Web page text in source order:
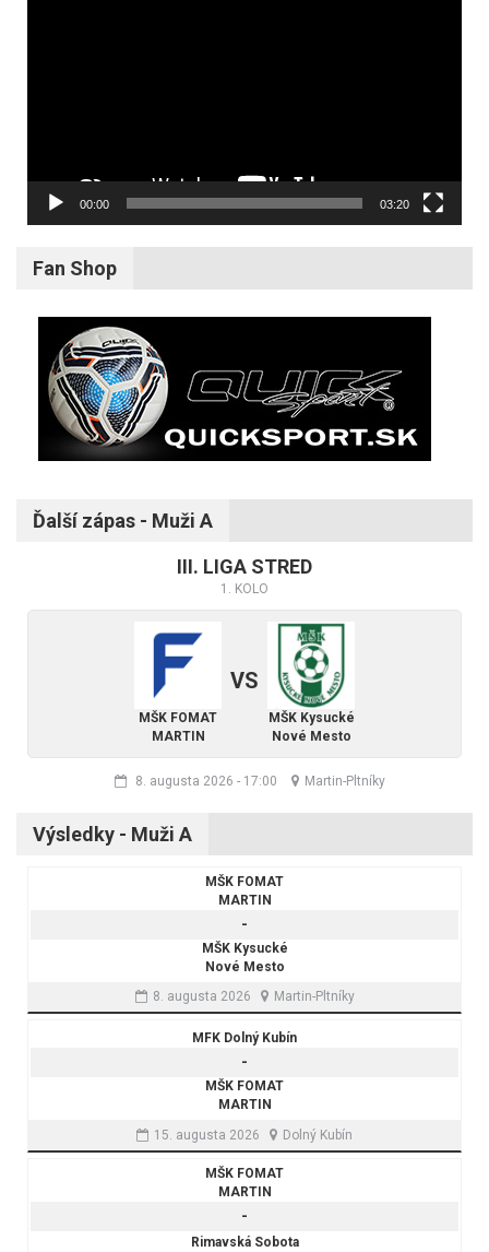
00:00 03:20
Fan Shop
Ďalší zápas - Muži A
III. LIGA STRED
1. KOLO
MŠK FOMAT
MARTIN
VS
MŠK Kysucké
Nové Mesto
8. augusta 2026 - 17:00 Martin-Pltníky
Výsledky - Muži A
MŠK FOMAT
MARTIN
-
MŠK Kysucké
Nové Mesto
8. augusta 2026
Martin-Pltníky
MFK Dolný Kubín
-
MŠK FOMAT
MARTIN
15. augusta 2026
Dolný Kubín
MŠK FOMAT
MARTIN
-
Rimavská Sobota